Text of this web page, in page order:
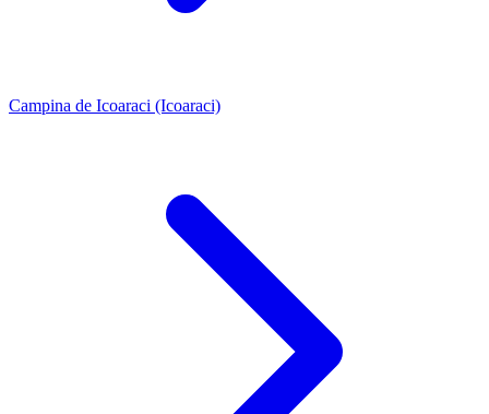
Campina de Icoaraci (Icoaraci)